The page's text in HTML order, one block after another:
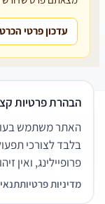
עדכון פרטי
שירותים משפטיים
תנאי שימוש
© 2026 הפירמה. כל הזכויות שמורות.
הבהרת פרטיות
האתר משתמש
בלבד לצורכי
פרופיילינג, ואין
מדיניות פרטיות